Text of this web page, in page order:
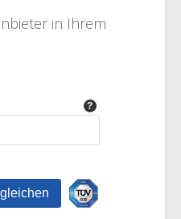
in Ihrem